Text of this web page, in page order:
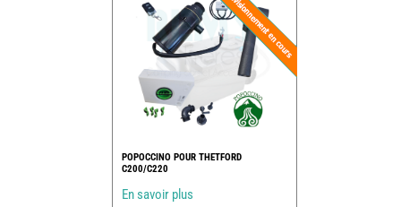
POPOCCINO POUR THETFORD
C200/C220
En savoir plus